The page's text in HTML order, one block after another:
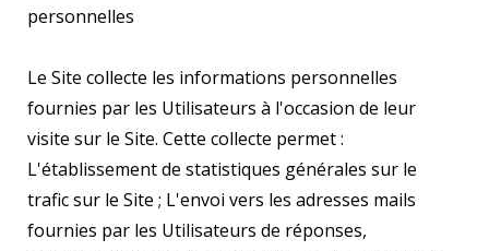
personnelles
Le Site collecte les informations personnelles
fournies par les Utilisateurs à l'occasion de leur
visite sur le Site. Cette collecte permet :
L'établissement de statistiques générales sur le
trafic sur le Site ; L'envoi vers les adresses mails
fournies par les Utilisateurs de réponses,